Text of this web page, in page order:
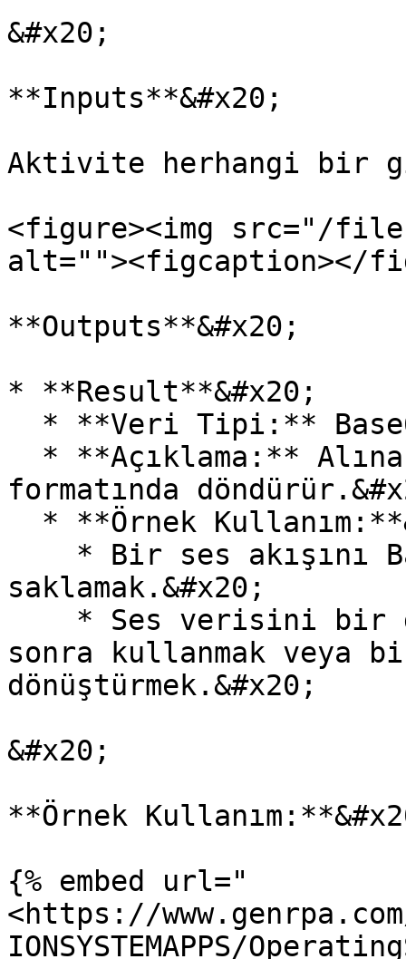
&#x20;
**Inputs**&#x20;
Aktivite herhangi bir
<figure><img src="/files/
alt=""><figcaption></
**Outputs**&#x20;
* **Result**&#x20;
formatında
saklamak.&#x20;
sonra kullanmak veya
dönüştürmek.&#x20;
&#x20;
**Örnek
{% embed url="
<https://
IONSYSTEMAPPS/